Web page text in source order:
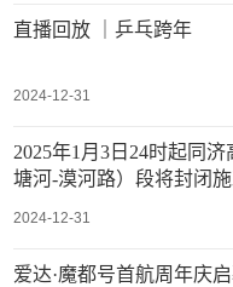
直播回放 ｜乒乓跨年
2024-12-31
2025年1月3日24时起同济
塘河-漠河路）段将封闭
2024-12-31
爱达·魔都号首航周年庆